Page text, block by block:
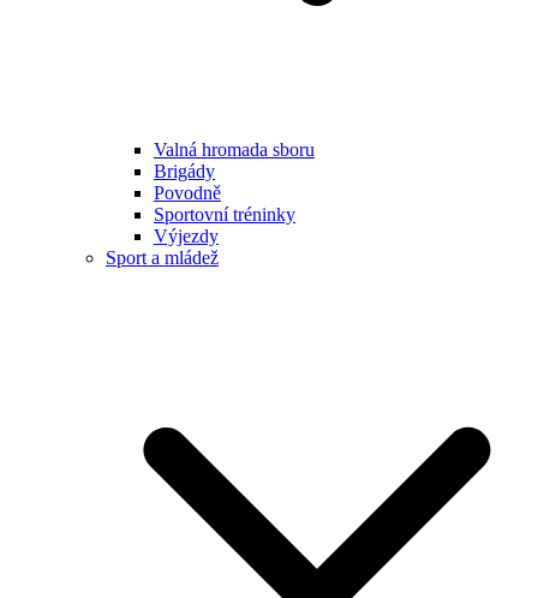
Valná hromada sboru
Brigády
Povodně
Sportovní tréninky
Výjezdy
Sport a mládež